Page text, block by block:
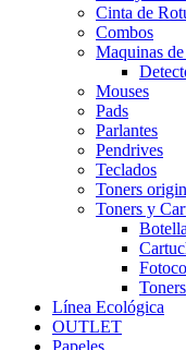
Cinta de
Combos
Maquinas
Mouses
Pads
Parlantes
Pendrives
Teclados
Toners
Toners y
Toners
Línea Ecológica
OUTLET
Papeles